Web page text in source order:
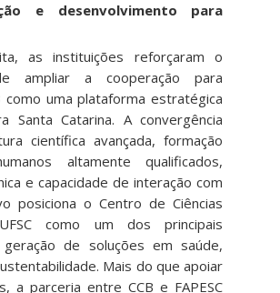
e desenvolvimento para
as instituições reforçaram o
ampliar a cooperação para
como uma plataforma estratégica
Santa Catarina. A convergência
científica avançada, formação
altamente qualificados,
e capacidade de interação com
posiciona o Centro de Ciências
como um dos principais
de soluções em saúde,
Mais do que apoiar
a parceria entre CCB e FAPESC